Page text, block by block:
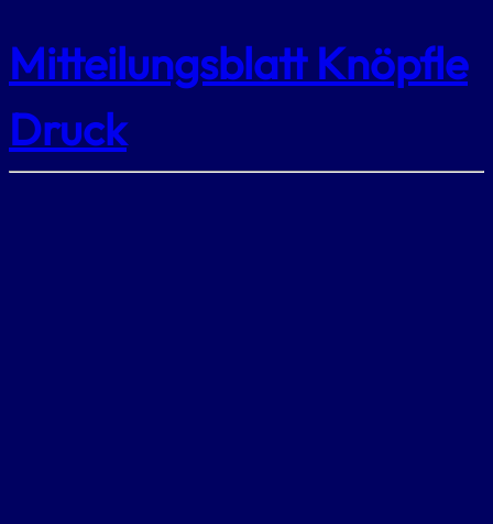
Mitteilungsblatt Knöpfle
Druck